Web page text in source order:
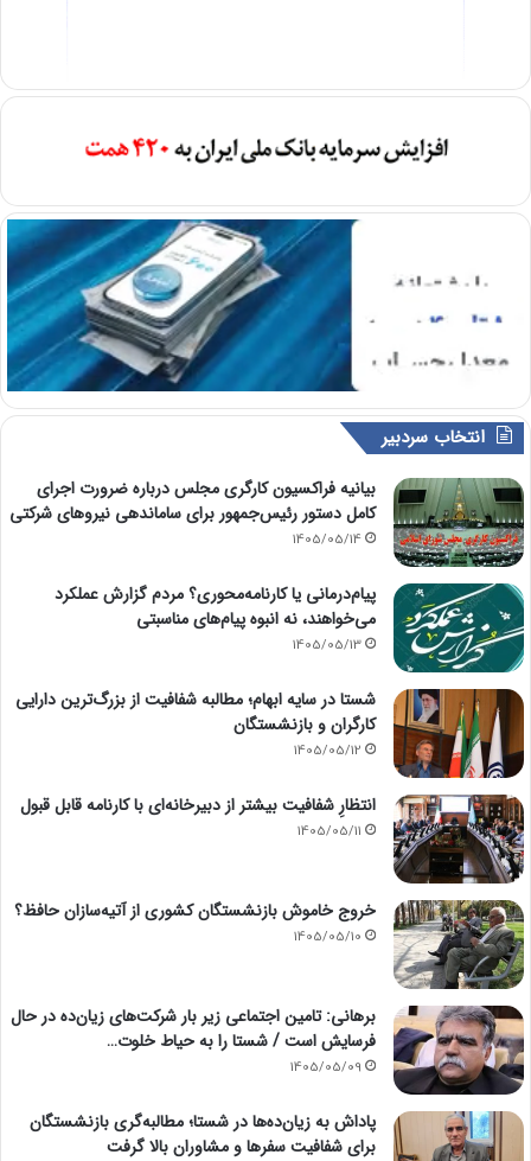
انتخاب سردبیر
بیانیه فراکسیون کارگری مجلس درباره ضرورت اجرای
کامل دستور رئیس‌جمهور برای ساماندهی نیروهای شرکتی
1405/05/14
پیام‌درمانی یا کارنامه‌محوری؟ مردم گزارش عملکرد
می‌خواهند، نه انبوه پیام‌های مناسبتی
1405/05/13
شستا در سایه ابهام؛ مطالبه شفافیت از بزرگ‌ترین دارایی
کارگران و بازنشستگان
1405/05/12
انتظارِ شفافیت بیشتر از دبیرخانه‌ای با کارنامه قابل قبول
1405/05/11
خروج خاموش بازنشستگان کشوری از آتیه‌سازان حافظ؟
1405/05/10
برهانی: تامین اجتماعی زیر بار شرکت‌های زیان‌ده در حال
فرسایش است / شستا را به حیاط خلوت…
1405/05/09
پاداش به زیان‌ده‌ها در شستا؛ مطالبه‌گری بازنشستگان
برای شفافیت سفرها و مشاوران بالا گرفت